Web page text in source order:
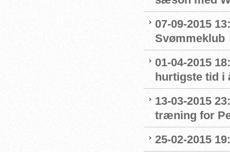
07-09-2015
Svømmeklub
01-04-2015
hurtigste tid i
13-03-2015
træning for
25-02-2015